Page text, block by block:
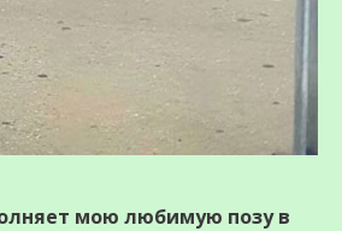
мою любимую позу в